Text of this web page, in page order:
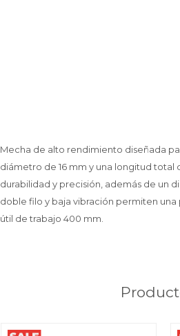
Mecha de alto rendimiento diseñada
diámetro de 16 mm y una longitud
durabilidad y precisión, además de un
doble filo y baja vibración permiten
útil de trabajo 400 mm.